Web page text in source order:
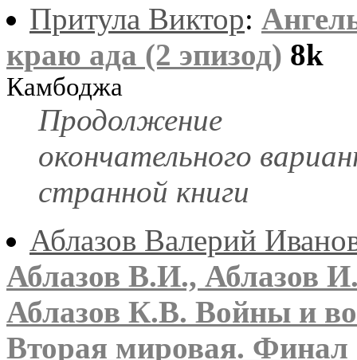
Притула Виктор:
краю ада (2 эпизод) 8k
Камбоджа
Продолжение
окончательного
странной книги
Аблазов Валерий
Аблазов В.И., Аблазов
Аблазов К.В. Войны и
Вторая мировая. Финал